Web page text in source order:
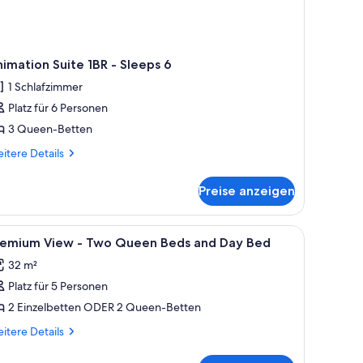
Suite 1BR - Sleeps 6
1 Schlafzimmer
Platz für 6 Personen
3 Queen-Betten
Details
Preise anzeigen
kostenloses Internet Zimmersafe, Schreibtisch, Bügeleisen/
1 View - Two Queen Beds and Day Bed
32 m²
Platz für 5 Personen
2 Einzelbetten ODER 2 Queen-Betten
Details